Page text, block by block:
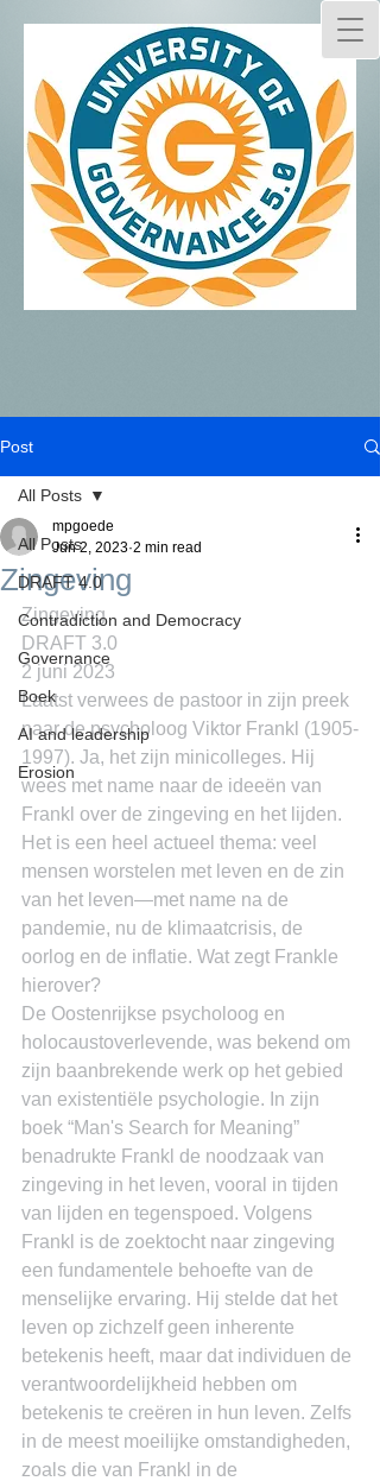
Post
All Posts
DRAFT 4.0
Contradiction and Democracy
Governance
Boek
AI and leadership
Erosion
All Posts
Zingeving
mpgoede
Jun 2, 2023 2 min read
Zingeving
DRAFT 3.0
2 juni 2023
Laatst verwees de pastoor in zijn preek
naar de psycholoog Viktor Frankl (1905-
1997). Ja, het zijn minicolleges. Hij
wees met name naar de ideeën van
Frankl over de zingeving en het lijden.
Het is een heel actueel thema: veel
mensen worstelen met leven en de zin
van het leven―met name na de
pandemie, nu de klimaatcrisis, de
oorlog en de inflatie. Wat zegt Frankle
hierover?
De Oostenrijkse psycholoog en
holocaustoverlevende, was bekend om
zijn baanbrekende werk op het gebied
van existentiële psychologie. In zijn
boek “Man's Search for Meaning”
benadrukte Frankl de noodzaak van
zingeving in het leven, vooral in tijden
van lijden en tegenspoed. Volgens
Frankl is de zoektocht naar zingeving
een fundamentele behoefte van de
menselijke ervaring. Hij stelde dat het
leven op zichzelf geen inherente
betekenis heeft, maar dat individuen de
verantwoordelijkheid hebben om
betekenis te creëren in hun leven. Zelfs
in de meest moeilijke omstandigheden,
zoals die van Frankl in de